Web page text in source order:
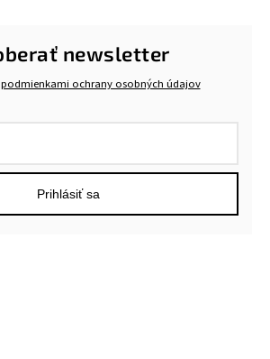
newsletter
podmienkami ochrany osobných údajov
Prihlásiť sa